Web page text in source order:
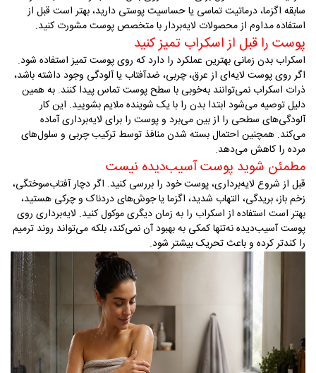
سابقه اگزما، درماتیت تماسی یا حساسیت پوستی دارید، بهتر است قبل از
استفاده مداوم از محصولات لایه‌بردار با متخصص پوست مشورت کنید.
پوست را قبل از اسکراب تمیز کنید
اسکراب بدن زمانی بهترین عملکرد را دارد که روی پوست تمیز استفاده شود.
اگر روی پوست لایه‌ای از عرق، چربی، ضدآفتاب یا آلودگی وجود داشته باشد،
ذرات اسکراب نمی‌توانند به‌خوبی با سطح پوست تماس پیدا کنند. به همین
دلیل توصیه می‌شود ابتدا بدن را با یک شوینده ملایم بشویید. این کار
آلودگی‌های سطحی را از بین می‌برد و پوست را برای لایه‌برداری آماده
می‌کند. همچنین احتمال بسته شدن منافذ توسط ترکیب چربی و سلول‌های
مرده را کاهش می‌دهد.
مطمئن شوید پوست آسیب‌دیده نیست
قبل از شروع لایه‌برداری، پوست خود را بررسی کنید. اگر دچار آفتاب‌سوختگی،
زخم باز، بریدگی، التهاب شدید، اگزما یا جوش‌های دردناک و چرکی هستید،
بهتر است استفاده از اسکراب را به زمان دیگری موکول کنید. لایه‌برداری روی
پوست آسیب‌دیده نه‌تنها کمکی به بهبود آن نمی‌کند، بلکه می‌تواند روند ترمیم
را کندتر کرده و باعث تحریک بیشتر شود.